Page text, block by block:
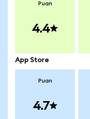
Puan
4.4
App Store
Puan
4.7